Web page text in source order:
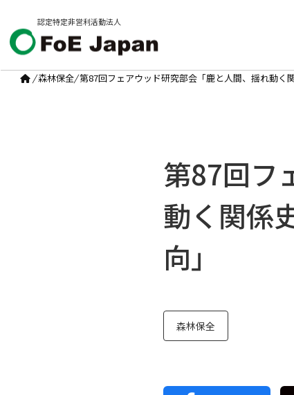
認定特定非営利活動法人
/森林保全/第87回フェアウッド研究部会「鹿と人間、揺れ動く
第87回フ
動く関係
向」
森林保全